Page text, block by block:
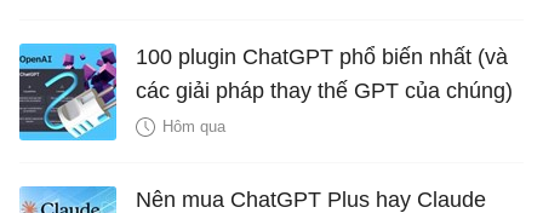
100 plugin ChatGPT phổ biến nhất (và
các giải pháp thay thế GPT của chúng)
Hôm qua
Nên mua ChatGPT Plus hay Claude